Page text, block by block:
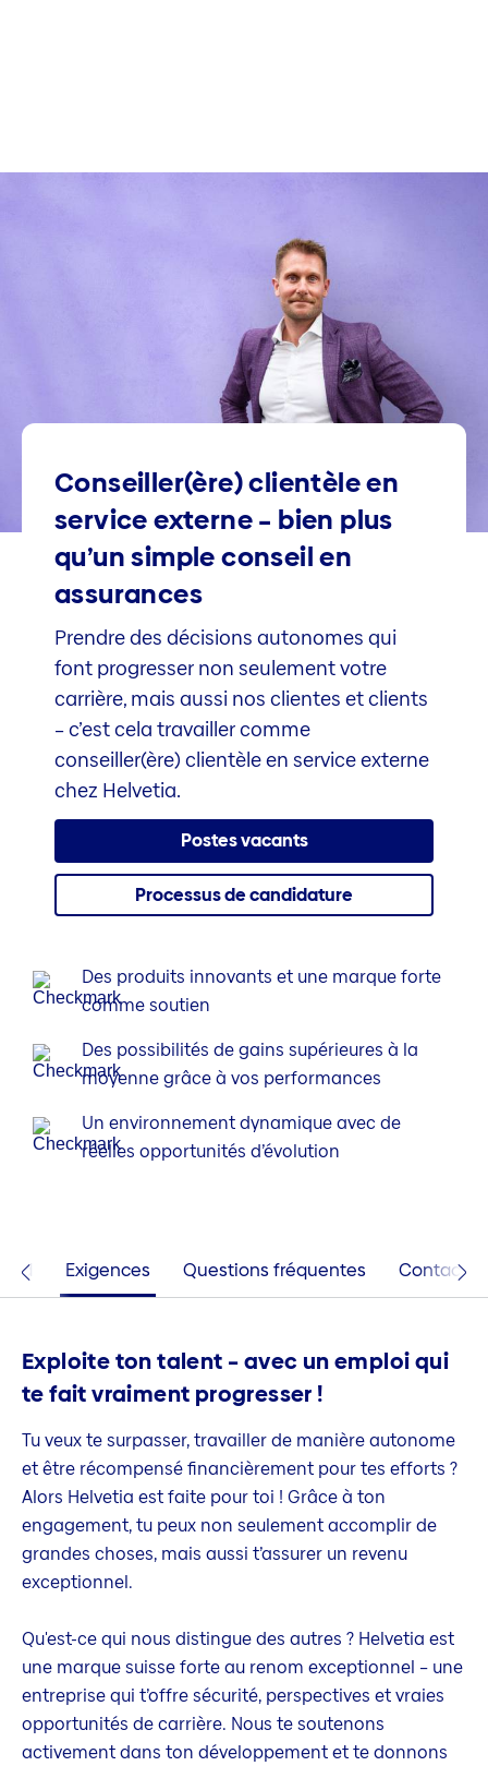
Conseiller(ère) clientèle en
service externe – bien plus
qu’un simple conseil en
assurances
Prendre des décisions autonomes qui
font progresser non seulement votre
carrière, mais aussi nos clientes et clients
– c’est cela travailler comme
conseiller(ère) clientèle en service externe
chez Helvetia.
Postes vacants
Processus de candidature
Des produits innovants et une marque forte
comme soutien
Des possibilités de gains supérieures à la
moyenne grâce à vos performances
Un environnement dynamique avec de
réelles opportunités d’évolution
Exigences Questions fréquentes Contact
Exploite ton talent – avec un emploi qui
te fait vraiment progresser !
Tu veux te surpasser, travailler de manière autonome
et être récompensé financièrement pour tes efforts ?
Alors Helvetia est faite pour toi ! Grâce à ton
engagement, tu peux non seulement accomplir de
grandes choses, mais aussi t’assurer un revenu
exceptionnel.
Qu'est-ce qui nous distingue des autres ? Helvetia est
une marque suisse forte au renom exceptionnel – une
entreprise qui t’offre sécurité, perspectives et vraies
opportunités de carrière. Nous te soutenons
activement dans ton développement et te donnons